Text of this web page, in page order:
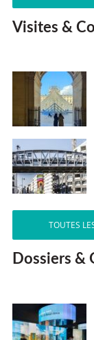
Visites &
TOUTES
Dossiers &